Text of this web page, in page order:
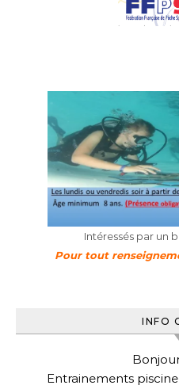
Intéressés par un
Pour tout
INFO
Entrainements